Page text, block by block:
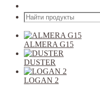
ALMERA G15
DUSTER
LOGAN 2